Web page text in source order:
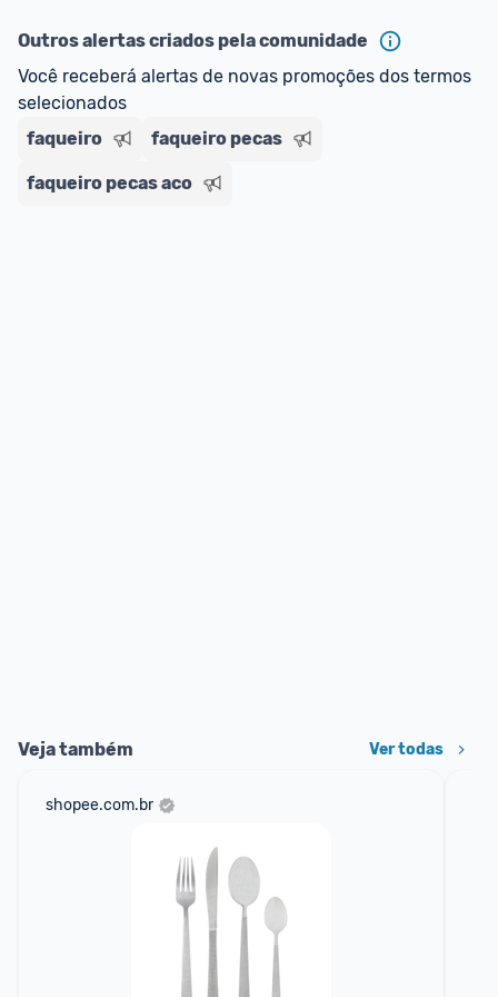
Outros alertas criados pela comunidade
Você receberá alertas de novas promoções dos termos
selecionados
faqueiro
faqueiro pecas
faqueiro pecas aco
Veja também Ver todas
shopee.com.br